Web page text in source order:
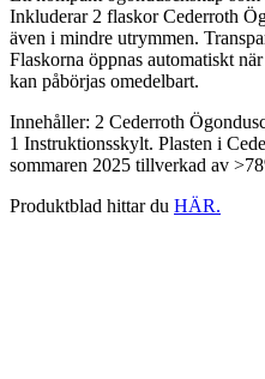
Inkluderar 2 flaskor Cederroth
även i mindre utrymmen.
Flaskorna öppnas automatiskt
kan påbörjas omedelbart.
Innehåller: 2 Cederroth
1 Instruktionsskylt. Plasten i
sommaren 2025 tillverkad av
Produktblad hittar du HÄR.